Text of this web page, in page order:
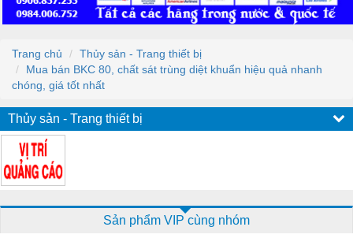
Trang chủ
Thủy sản - Trang thiết bị
Mua bán BKC 80, chất sát trùng diệt khuẩn hiệu quả nhanh
chóng, giá tốt nhất
Thủy sản - Trang thiết bị
Sản phẩm VIP cùng nhóm